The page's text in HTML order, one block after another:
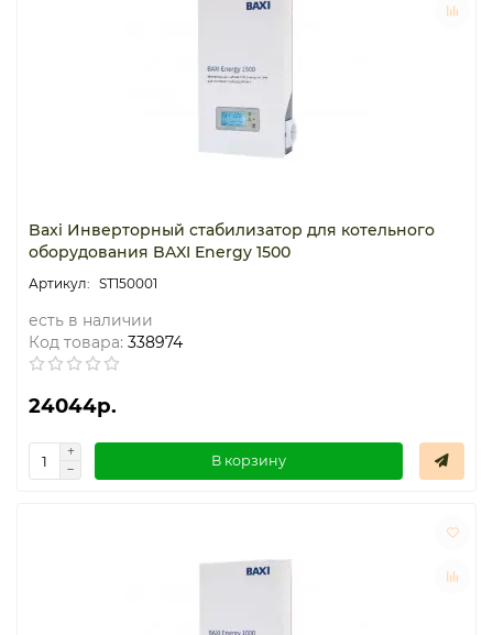
Baxi Инверторный стабилизатор для котельного
оборудования BAXI Energy 1500
ST150001
есть в наличии
Код товара: 338974
24044р.
В корзину